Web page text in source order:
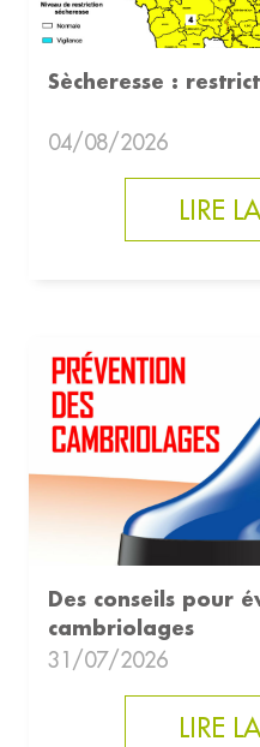
Sècheresse :
04/08/2026
LIRE
Des conseils pour
cambriolages
31/07/2026
LIRE